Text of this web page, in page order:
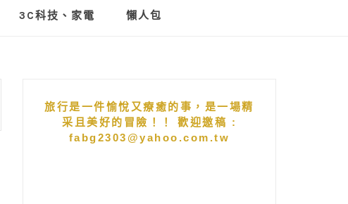
3C科技、家電 懶人包
旅行是一件愉悅又療癒的事，是一場精
采且美好的冒險！！ 歡迎邀稿 :
fabg2303@yahoo.com.tw